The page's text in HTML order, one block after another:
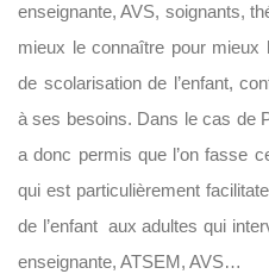
enseignante, AVS, soignants,
mieux le connaître pour mieux
de scolarisation de l’enfant,
à ses besoins. Dans le cas de
a donc permis que l’on fasse
qui est particulièrement
de l’enfant aux adultes qui
enseignante, ATSEM, AVS…